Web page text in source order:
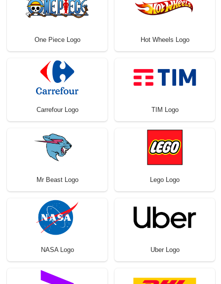
One Piece Logo Hot Wheels Logo
Carrefour Logo TIM Logo
Mr Beast Logo Lego Logo
NASA Logo Uber Logo